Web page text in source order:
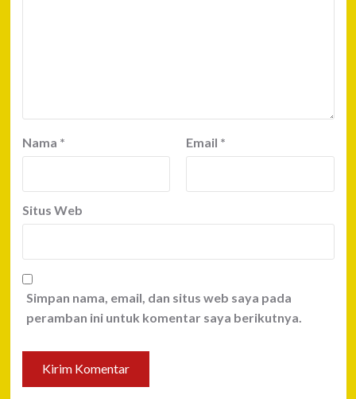
Nama * Email *
Situs Web
Simpan nama, email, dan situs web saya pada
peramban ini untuk komentar saya berikutnya.